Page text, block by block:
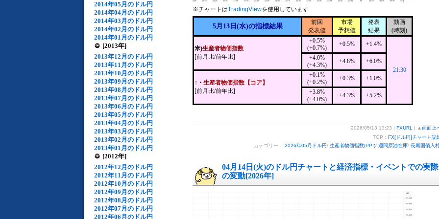
2014年05月のドル円
2014年04月のドル円
2014年03月のドル円
2014年02月のドル円
2014年01月のドル円
[2013年]
2013年12月のドル円
2013年11月のドル円
2013年10月のドル円
2013年09月のドル円
2013年08月のドル円
2013年07月のドル円
2013年06月のドル円
2013年05月のドル円
2013年04月のドル円
2013年03月のドル円
2013年02月のドル円
2013年01月のドル円
[2012年]
2012年12月のドル円
2012年11月のドル円
2012年10月のドル円
2012年09月のドル円
2012年08月のドル円
2012年07月のドル円
2012年06月のドル円
※チャートはTradingViewを使用しています
5月13日(水)の指標結果
前回
発表値
市場
予想値
発表
結果
動画
(時刻)
米)生産者物価指数
[前月比/前年比]
+0.5%
(+0.7%)
+0.5% +1.4%
21:30
+4.0%
(+4.3%)
+4.8% +6.0%
↑・ 生産者物価指数【コア】
[前月比/前年比]
+0.1%
(+0.2%)
+0.3%
+1.0%
+3.8%
(+4.0%)
+4.3% +5.2%
2026/05/13 13:23 | FXURL | ▲ 画面上
TOP： FX[ドル円]チャート記
カテゴリー： 2026年05月ドル円/ 生産者物価指数(PPI)/ 週間原油在庫/ 長期国債入
04月14日(火)のドル円チャートと経済指標・イベントでの実際
の変動[2026年]